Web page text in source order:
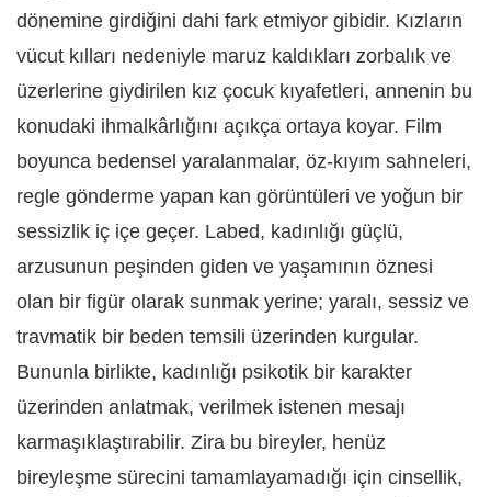
dönemine girdiğini dahi fark etmiyor gibidir. Kızların
vücut kılları nedeniyle maruz kaldıkları zorbalık ve
üzerlerine giydirilen kız çocuk kıyafetleri, annenin bu
konudaki ihmalkârlığını açıkça ortaya koyar. Film
boyunca bedensel yaralanmalar, öz-kıyım sahneleri,
regle gönderme yapan kan görüntüleri ve yoğun bir
sessizlik iç içe geçer. Labed, kadınlığı güçlü,
arzusunun peşinden giden ve yaşamının öznesi
olan bir figür olarak sunmak yerine; yaralı, sessiz ve
travmatik bir beden temsili üzerinden kurgular.
Bununla birlikte, kadınlığı psikotik bir karakter
üzerinden anlatmak, verilmek istenen mesajı
karmaşıklaştırabilir. Zira bu bireyler, henüz
bireyleşme sürecini tamamlayamadığı için cinsellik,